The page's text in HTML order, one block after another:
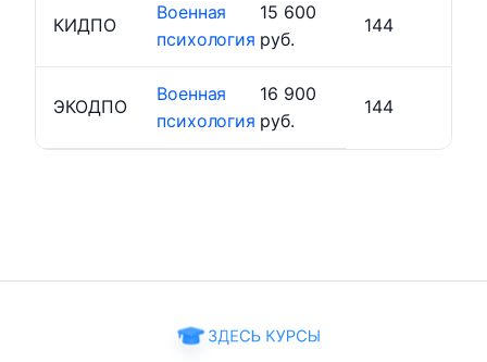
КИДПО
Военная
психология
15 600
руб.
144
ЭКОДПО
Военная
психология
16 900
руб.
144